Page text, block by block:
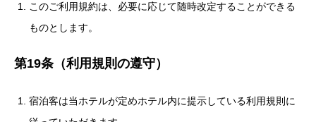
このご利用規約は、必要に応じて随時改定することができる
ものとします。
第19条（利用規則の遵守）
宿泊客は当ホテルが定めホテル内に提示している利用規則に